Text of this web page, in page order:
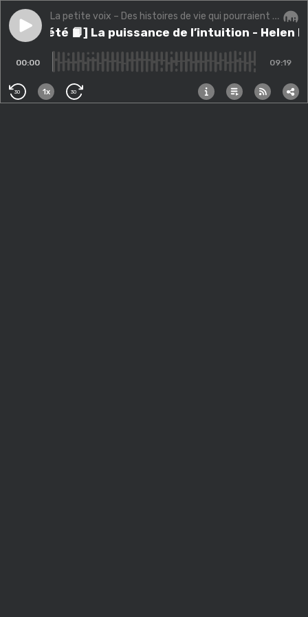
Play episode[Série d’été 📙] La puissance de l’intuition - Helen
La petite voix – Des histoires de vie qui pourraient changer la vôtre.
d’été 📙] La puissance de l’intuition - Helen
00:00 09:19
30 1x 30